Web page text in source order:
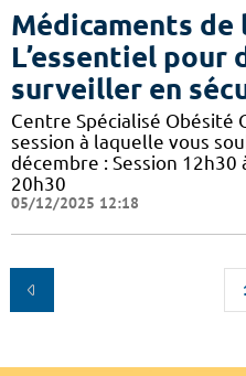
Médicaments de
L’essentiel
surveiller en
Centre Spécialisé Obésité
session à laquelle vous
décembre : Session 12h30
20h30
05/12/2025 12:18